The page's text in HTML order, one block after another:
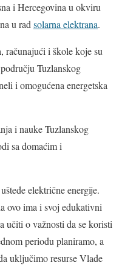
i Hercegovina u okviru
u radsolarna elektrana.
računajući i škole koje su
Tuzlanskog
i omogućena energetska
i nauke Tuzlanskog
sa domaćim i
električne energije.
ovo ima i svoj edukativni
učiti o važnosti da se koristi
periodu planiramo, a
uključimo resurse Vlade